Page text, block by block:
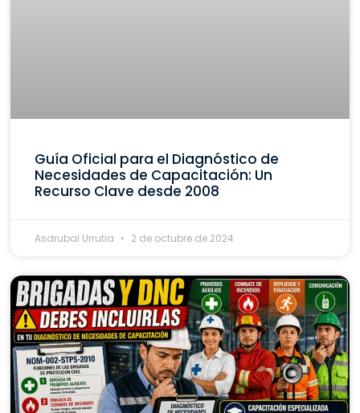
Guía Oficial para el Diagnóstico de
Necesidades de Capacitación: Un
Recurso Clave desde 2008
Asdrubal Urrutia 2 de octubre de 2024